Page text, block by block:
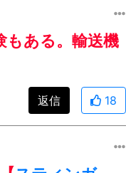
もある。輸送機
返信 18